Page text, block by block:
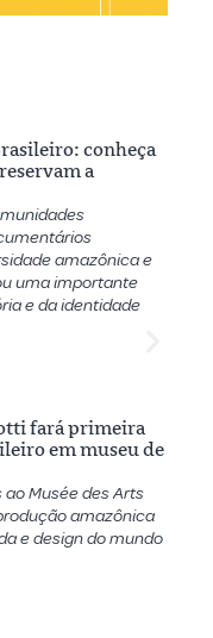
conheça
a
amazônica e
uma importante
e da identidade
fará primeira
em museu de
Musée des Arts
amazônica
e design do mundo